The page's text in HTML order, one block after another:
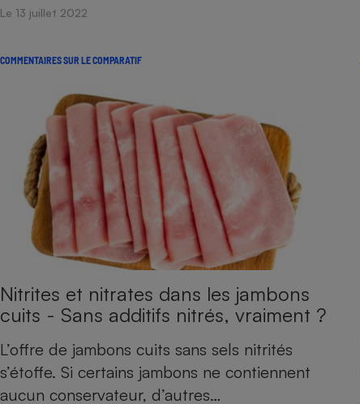
Le 13 juillet 2022
COMMENTAIRES SUR LE COMPARATIF
Nitrites et nitrates dans les jambons
cuits - Sans additifs nitrés, vraiment ?
L’offre de jambons cuits sans sels nitrités
s’étoffe. Si certains jambons ne contiennent
aucun conservateur, d’autres…